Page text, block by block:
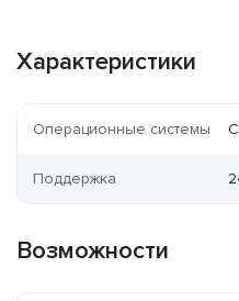
Характеристики
Операционные системы
Поддержка
Возможности